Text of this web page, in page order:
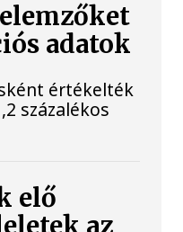
adatok
értékelték
százalékos
elő